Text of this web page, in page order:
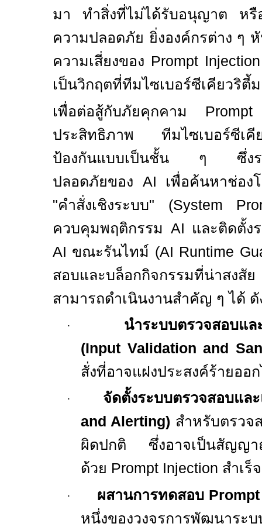
มา ทำสิ่งที่ไม่ได้รับอนุญาต หรื
ความปลอดภัย ยิ่งองค์กรต่าง ๆ
ความเสี่ยงของ Prompt
เป็นวิกฤตที่ทีมไซเบอร์ซีเคียวริตี้
เพื่อต่อสู้กับภัยคุกคาม
ประสิทธิภาพ ทีมไซเบอร์ซีเคีย
ป้องกันแบบเป็นชั้น ๆ ซึ่งรว
ปลอดภัยของ AI เพื่อค้นหาช่อง
"คำสั่งเชิงระบบ" (System
ควบคุมพฤติกรรม AI และติดตั้ง
AI ขณะรันไทม์ (AI Runtime
สอบและบล็อกกิจกรรมที่น่าสง
สามารถดำเนินงานสำคัญ ๆ ได้ ดั
·
นำระบบตรวจสอบแ
(Input Validation and
สั่งที่อาจแฝงประสงค์ร้ายออ
·
จัดตั้งระบบตรวจสอบแล
and Alerting) สำหรับตรว
ผิดปกติ ซึ่งอาจเป็นสัญญา
ด้วย Prompt Injection สำเร็
· ผสานการทดสอบ
หนึ่งของวงจรการพัฒนาร